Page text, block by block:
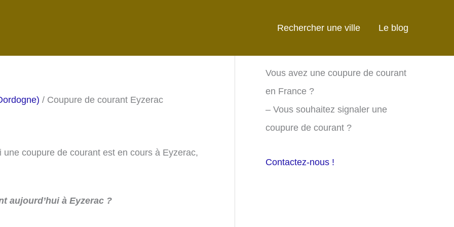
Rechercher une ville Le blog
/ Coupure de courant Eyzerac
coupure de courant est en cours à Eyzerac,
aujourd’hui à Eyzerac ?
Vous avez une coupure de courant
en France ?
– Vous souhaitez signaler une
coupure de courant ?
Contactez-nous !